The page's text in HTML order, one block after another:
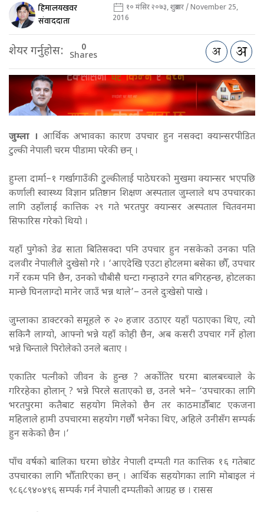
हिमालयखवर
संवाददाता
१० मंसिर २०७३, शुक्रबार / November 25,
2016
शेयर गर्नुहोस: 0
Shares
जुम्ला । आर्थिक अभावका कारण उपचार हुन नसक्दा क्यान्सरपीडित
टुल्की नेपाली चरम पीडामा परेकीछन् ।
हुम्ला दार्मा–१ गर्खागाउँकी टुल्कीलाई पाठेघरको मुखमा क्यान्सर भएपछि
कर्णाली स्वास्थ्य विज्ञान प्रतिष्ठान शिक्षण अस्पताल जुम्लाले थप उपचारका
लागि उहाँलाई कात्तिक २९ गते भरतपुर क्यान्सर अस्पताल चितवनमा
सिफारिस गरेको थियो ।
यहाँ पुगेको डेढ साता बितिसक्दा पनि उपचार हुन नसकेको उनका पति
दलवीर नेपालीले दुखेसो गरे । ‘आएदेखि एउटा होटलमा बसेका छौँ, उपचार
गर्ने रकम पनि छैन, उनको चौबीसै घन्टा गन्हाउने रगत बगिरहन्छ, होटलका
मान्छे घिनलाग्दो मानेर जाउँ भन्न थाले’– उनले दुःखेसो पाखे ।
जुम्लाका डाक्टरको समूहले रु २० हजार उठाएर यहाँ पठाएका थिए, त्यो
सकिनै लाग्यो, आफ्नो भन्ने यहाँ कोही छैन, अब कसरी उपचार गर्ने होला
भन्ने चिन्ताले पिरोलेको उनले बताए ।
एकातिर पत्नीको जीवन के हुन्छ ? अर्कोतिर घरमा बालबच्चाले के
गरिरहेका होलान् ? भन्ने पिरले सताएको छ, उनले भने– ‘उपचारका लागि
भरतपुरमा कतैबाट सहयोग मिलेको छैन तर काठमाडौँबाट एकजना
महिलाले हामी उपचारमा सहयोग गर्छौं भनेका थिए, अहिले उनीसँग सम्पर्क
हुन सकेको छैन ।’
पाँच वर्षको बालिका घरमा छोडेर नेपाली दम्पती गत कात्तिक १६ गतेबाट
उपचारका लागि भौँतारिएका छन् । आर्थिक सहयोगका लागि मोबाइल नं
९८६८९४०४९६ सम्पर्क गर्न नेपाली दम्पतीको आग्रह छ । रासस